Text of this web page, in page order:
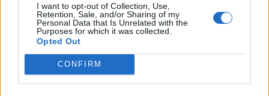
I want to opt-out of Collection, Use,
Retention, Sale, and/or Sharing of my
Personal Data that Is Unrelated with the
Purposes for which it was collected.
Opted Out
CONFIRM